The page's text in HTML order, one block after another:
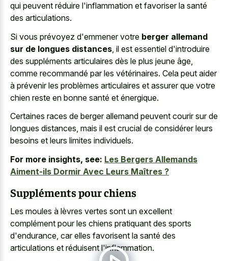
qui peuvent réduire l'inflammation et favoriser la santé
des articulations.
Si vous prévoyez d'emmener votre berger allemand
sur de longues distances , il est essentiel d'introduire
des suppléments articulaires dès le plus jeune âge,
comme recommandé par les vétérinaires. Cela peut aider
à prévenir les problèmes articulaires et assurer que votre
chien reste en bonne santé et énergique.
Certaines races de berger allemand peuvent courir sur de
longues distances, mais il est crucial de considérer leurs
besoins et leurs limites individuels.
For more insights, see: Les Bergers Allemands
Aiment-ils Dormir Avec Leurs Maîtres ?
Suppléments pour chiens
Les moules à lèvres vertes sont un excellent
complément pour les chiens pratiquant des sports
d'endurance, car elles favorisent la santé des
articulations et réduisent l'inflammation.